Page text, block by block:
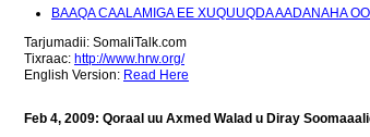
BAAQA CAALAMIGA EE XUQUUQDA AADANAHA
Tarjumadii: SomaliTalk.com
Tixraac: http://www.hrw.org/
English Version: Read Here
Feb 4, 2009: Qoraal uu Axmed Walad u Diray